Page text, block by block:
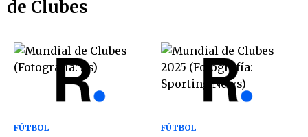
de Clubes
FÚTBOL FÚTBOL